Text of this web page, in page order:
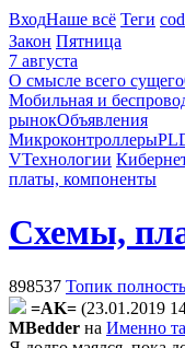
ВходНаше всё Теги
Закон Пятница
7 августа
О смысле всего сущего
Мобильная и
рынокОбъявления
Микроконтроллеры
VТехнологии
платы, компоненты
Схемы,
898537 Топик
=AK= (23.01.2019
MBedder на Именно